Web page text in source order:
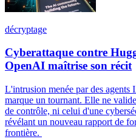
décryptage
Cyberattaque contre
OpenAI maîtrise son récit
L'intrusion menée par des
marque un tournant. Elle ne
de contrôle, ni celui d'une
révélant un nouveau rapport de
frontière.